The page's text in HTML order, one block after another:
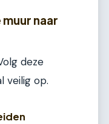
naar
deze
veilig op.